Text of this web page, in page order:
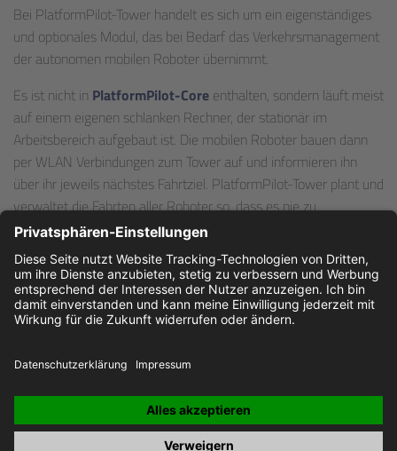
Bei PlatformPilot-Tower handelt es sich um ein eigenständiges
und optionales Modul, das bei Bedarf das Verkehrsmanagement
der autonomen mobilen Roboter übernimmt.
Es ist nicht in PlatformPilot-Core enthalten, sondern läuft meist
auf einem eigenen schlanken Rechner, der stationär im
Arbeitsbereich aufgebaut ist. Die mobilen Roboter bauen dann
per WLAN Verbindungen zum Tower auf und informieren ihn
über ihr jeweils nächstes Fahrtziel. PlatformPilot-Tower plant und
verwaltet die Fahrten aller Roboter so, dass es nie zu
Engpässen, Blockaden oder Staus kommt.
JOBS IMPRESSUM